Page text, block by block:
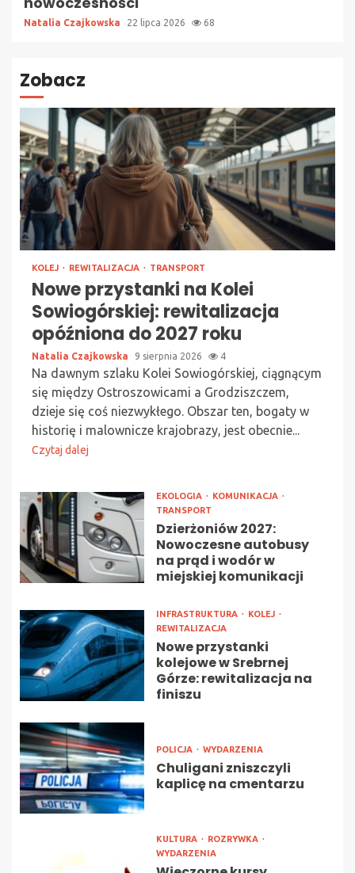
Natalia Czajkowska 22 lipca 2026 68
Zobacz
KOLEJ REWITALIZACJA TRANSPORT
Nowe przystanki na Kolei
Sowiogórskiej: rewitalizacja
opóźniona do 2027 roku
Natalia Czajkowska 9 sierpnia 2026 4
Na dawnym szlaku Kolei Sowiogórskiej, ciągnącym
się między Ostroszowicami a Grodziszczem,
dzieje się coś niezwykłego. Obszar ten, bogaty w
historię i malownicze krajobrazy, jest obecnie...
Czytaj dalej
EKOLOGIA
KOMUNIKACJA
TRANSPORT
Dzierżoniów 2027:
Nowoczesne autobusy
na prąd i wodór w
miejskiej komunikacji
INFRASTRUKTURA
KOLEJ
REWITALIZACJA
Nowe przystanki
kolejowe w Srebrnej
Górze: rewitalizacja na
finiszu
POLICJA WYDARZENIA
Chuligani zniszczyli
kaplicę na cmentarzu
KULTURA
ROZRYWKA
WYDARZENIA